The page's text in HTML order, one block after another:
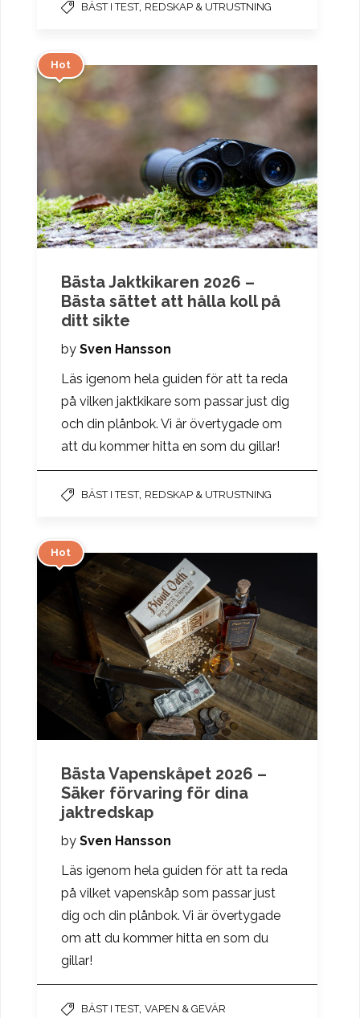
BÄST I TEST, REDSKAP & UTRUSTNING
Hot
Bästa Jaktkikaren 2026 –
Bästa sättet att hålla koll på
ditt sikte
by Sven Hansson
Läs igenom hela guiden för att ta reda
på vilken jaktkikare som passar just dig
och din plånbok. Vi är övertygade om
att du kommer hitta en som du gillar!
BÄST I TEST, REDSKAP & UTRUSTNING
Hot
Bästa Vapenskåpet 2026 –
Säker förvaring för dina
jaktredskap
by Sven Hansson
Läs igenom hela guiden för att ta reda
på vilket vapenskåp som passar just
dig och din plånbok. Vi är övertygade
om att du kommer hitta en som du
gillar!
BÄST I TEST, VAPEN & GEVÄR